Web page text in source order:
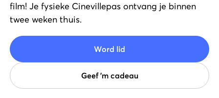
film! Je fysieke Cinevillepas ontvang je binnen
twee weken thuis.
Word lid
Geef 'm cadeau